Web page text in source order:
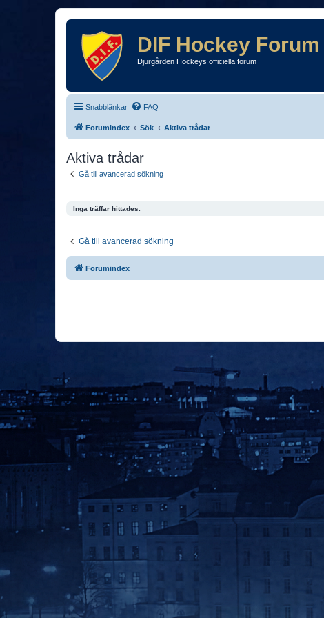
DIF Hockey Forum
Djurgården Hockeys officiella forum
Snabblänkar FAQ
Forumindex Sök Aktiva trådar
Aktiva trådar
Gå till avancerad sökning
Inga träffar hittades.
Gå till avancerad sökning
Forumindex